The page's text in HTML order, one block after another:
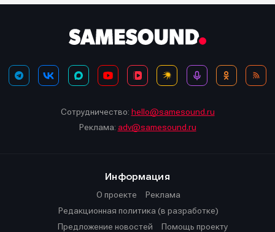
Сотрудничество: hello@samesound.ru
Реклама: adv@samesound.ru
Информация
О проекте
Реклама
Редакционная политика (в разработке)
Предложение новостей
Помощь проекту